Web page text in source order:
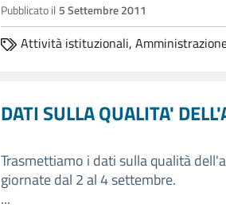
Pubblicato il 5 Settembre 2011
Attività istituzionali,
DATI SULLA QUALITA'
Trasmettiamo i dati sulla qualità
giornate dal 2 al 4 settembre.
...